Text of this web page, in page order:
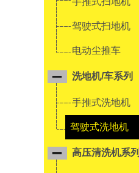
驾驶式扫地机
电动尘推车
洗地机/车系列
手推式洗地机
驾驶式洗地机
高压清洗机系列